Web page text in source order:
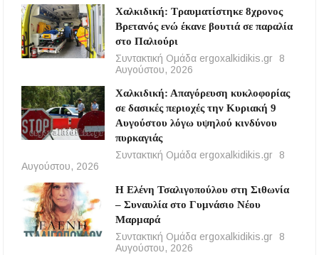
Χαλκιδική: Τραυματίστηκε 8χρονος
Βρετανός ενώ έκανε βουτιά σε παραλία
στο Παλιούρι
Συντακτική Ομάδα ergoxalkidikis.gr
8
Αυγούστου, 2026
Χαλκιδική: Απαγόρευση κυκλοφορίας
σε δασικές περιοχές την Κυριακή 9
Αυγούστου λόγω υψηλού κινδύνου
πυρκαγιάς
Συντακτική Ομάδα ergoxalkidikis.gr
8
Αυγούστου, 2026
Η Ελένη Τσαλιγοπούλου στη Σιθωνία
– Συναυλία στο Γυμνάσιο Νέου
Μαρμαρά
Συντακτική Ομάδα ergoxalkidikis.gr
8
Αυγούστου, 2026